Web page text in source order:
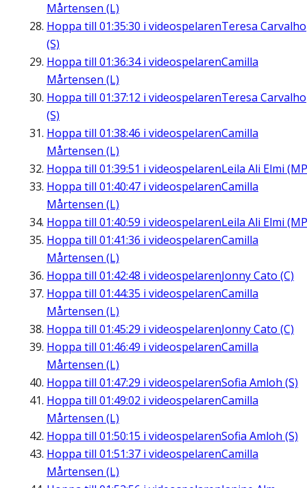
Mårtensen (L)
Hoppa till 01:35:30 i videospelarenTeresa Carvalho
(S)
Hoppa till 01:36:34i videospelarenCamilla
Mårtensen (L)
Hoppa till 01:37:12 i videospelarenTeresa Carvalho
(S)
Hoppa till 01:38:46 i videospelarenCamilla
Mårtensen (L)
Hoppa till 01:39:51 i videospelarenLeila Ali Elmi
Hoppa till 01:40:47 i videospelarenCamilla
Mårtensen (L)
Hoppa till 01:40:59 i videospelarenLeila Ali Elmi
Hoppa till 01:41:36 i videospelarenCamilla
Mårtensen (L)
Hoppa till 01:42:48 i videospelarenJonny Cato (C)
Hoppa till 01:44:35 i videospelarenCamilla
Mårtensen (L)
Hoppa till 01:45:29 i videospelarenJonny Cato (C)
Hoppa till 01:46:49 i videospelarenCamilla
Mårtensen (L)
Hoppa till 01:47:29 i videospelarenSofia Amloh (S)
Hoppa till 01:49:02 i videospelarenCamilla
Mårtensen (L)
Hoppa till 01:50:15 i videospelarenSofia Amloh (S)
Hoppa till 01:51:37 i videospelarenCamilla
Mårtensen (L)